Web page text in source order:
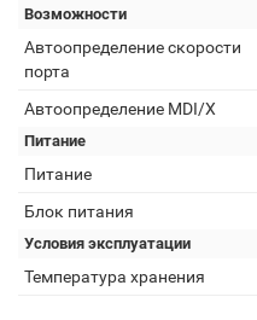
Возможности
Автоопределение скорости
порта
Автоопределение MDI/X
Питание
Питание
Блок питания
Условия эксплуатации
Температура хранения